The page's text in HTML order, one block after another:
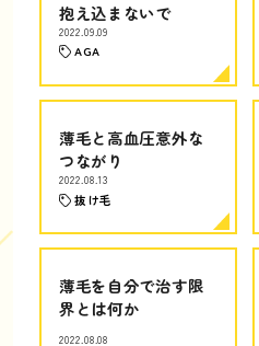
抱え込まないで
2022.09.09
AGA
薄毛と高血圧意外な
つながり
2022.08.13
抜け毛
薄毛を自分で治す限
界とは何か
2022.08.08